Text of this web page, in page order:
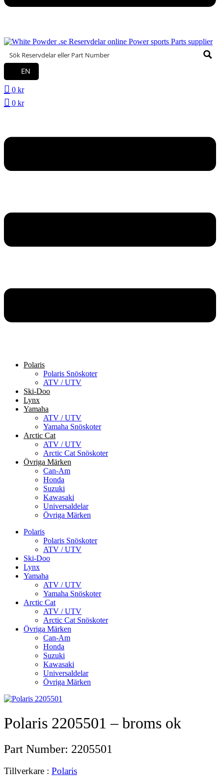
EN
0 kr
0 kr
Polaris
Polaris Snöskoter
ATV / UTV
Ski-Doo
Lynx
Yamaha
ATV / UTV
Yamaha Snöskoter
Arctic Cat
ATV / UTV
Arctic Cat Snöskoter
Övriga Märken
Can-Am
Honda
Suzuki
Kawasaki
Universaldelar
Övriga Märken
Polaris
Polaris Snöskoter
ATV / UTV
Ski-Doo
Lynx
Yamaha
ATV / UTV
Yamaha Snöskoter
Arctic Cat
ATV / UTV
Arctic Cat Snöskoter
Övriga Märken
Can-Am
Honda
Suzuki
Kawasaki
Universaldelar
Övriga Märken
Polaris 2205501 – broms ok
Part Number: 2205501
Tillverkare : Polaris